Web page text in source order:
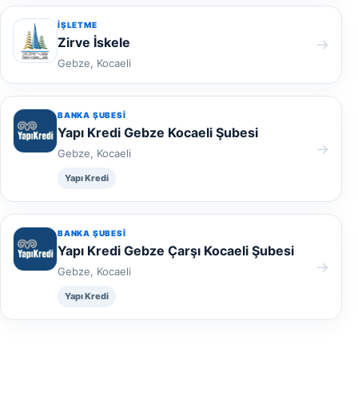
İŞLETME
Zirve İskele
Gebze, Kocaeli
→
BANKA ŞUBESI
Yapı Kredi Gebze Kocaeli Şubesi
Gebze, Kocaeli
Yapı Kredi
→
BANKA ŞUBESI
Yapı Kredi Gebze Çarşı Kocaeli Şubesi
Gebze, Kocaeli
Yapı Kredi
→